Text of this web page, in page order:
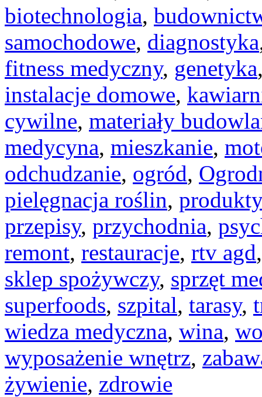
biotechnologia,
samochodowe, diagnostyka
fitness medyczny, genetyka
instalacje domowe,
cywilne, materiały
medycyna, mieszkanie,
odchudzanie, ogród,
pielęgnacja roślin,
przepisy, przychodnia,
remont, restauracje, rtv agd
sklep spożywczy, sprzęt
superfoods, szpital, tarasy,
wiedza medyczna, wina,
wyposażenie wnętrz,
żywienie, zdrowie